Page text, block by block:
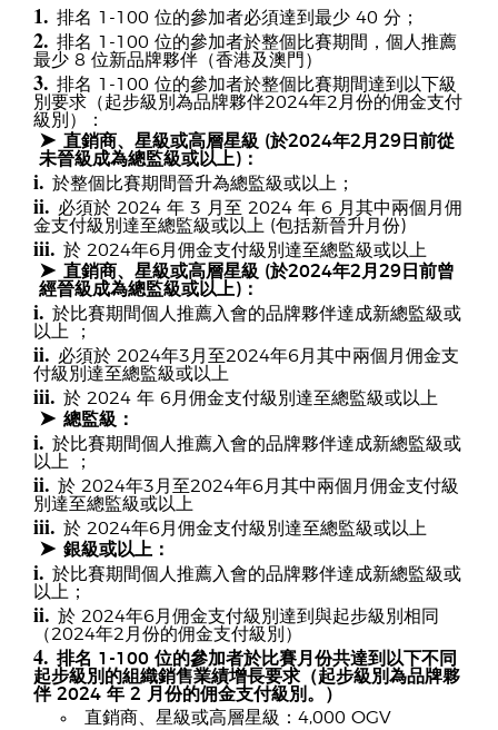
1. 排名 1-100 位的參加者必須達到最少 40 分；
2. 排名 1-100 位的參加者於整個比賽期間，個人推薦
最少 8 位新品牌夥伴（香港及澳門）
3. 排名 1-100 位的參加者於整個比賽期間達到以下級
別要求（起步級別為品牌夥伴2024年2月份的佣金支付
級別）：
➤ 直銷商、星級或高層星級 (於2024年2月29日前從
未晉級成為總監級或以上)：
i. 於整個比賽期間晉升為總監級或以上；
ii. 必須於 2024 年 3 月至 2024 年 6 月其中兩個月佣
金支付級別達至總監級或以上 (包括新晉升月份)
iii. 於 2024年6月佣金支付級別達至總監級或以上
➤ 直銷商、星級或高層星級 (於2024年2月29日前曾
經晉級成為總監級或以上)：
i. 於比賽期間個人推薦入會的品牌夥伴達成新總監級或
以上 ；
ii. 必須於 2024年3月至2024年6月其中兩個月佣金支
付級別達至總監級或以上
iii. 於 2024 年 6月佣金支付級別達至總監級或以上
➤ 總監級：
i. 於比賽期間個人推薦入會的品牌夥伴達成新總監級或
以上 ；
ii. 於 2024年3月至2024年6月其中兩個月佣金支付級
別達至總監級或以上
iii. 於 2024年6月佣金支付級別達至總監級或以上
➤ 銀級或以上：
i. 於比賽期間個人推薦入會的品牌夥伴達成新總監級或
以上；
ii. 於 2024年6月佣金支付級別達到與起步級別相同
（2024年2月份的佣金支付級別）
4. 排名 1-100 位的參加者於比賽月份共達到以下不同
起步級別的組織銷售業績增長要求（起步級別為品牌夥
伴 2024 年 2 月份的佣金支付級別。）
直銷商、星級或高層星級：4,000 OGV